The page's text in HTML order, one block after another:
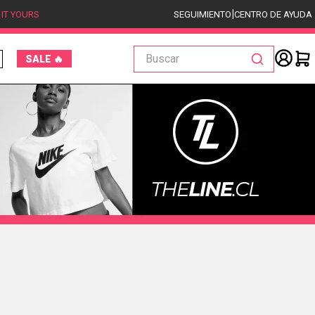
YOURS SEGUIMIENTO|CENTRO DE AYUDA
SALE 🔥
Buscar